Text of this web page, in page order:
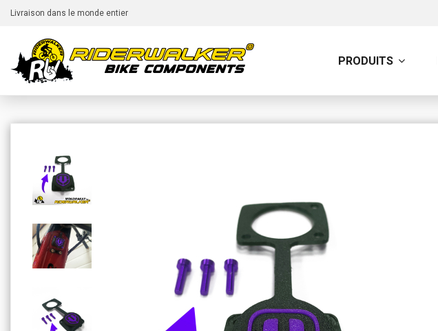
Livraison dans le monde entier
PRODUITS